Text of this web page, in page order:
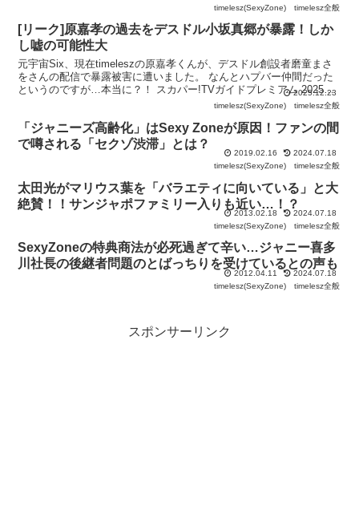
timelesz(SexyZone)
timelesz全般
[リーク]原嘉孝の過去をデスドル小坂真郷が暴露！しか
し嘘の可能性大
元宇宙Six、現在timeleszの原嘉孝くんが、デスドル創設者磨童まさ
をさんの配信で暴露被害に遭いました。 なんとハプバー仲間だった
というのですが…本当に？！ スカパー!TVガイドプレミアム 2025年
2025.12.23
timelesz(SexyZone)
timelesz全般
「ジャニーズ高齢化」はSexy Zoneが原因！ファンの間
で噂される「セクゾ渋滞」とは？
2019.02.16
2024.07.18
timelesz(SexyZone)
timelesz全般
太田光がマリウス葉を「バラエティに向いている」と大
絶賛！！サンジャポファミリー入りも近い…！？
2013.02.18
2024.07.18
timelesz(SexyZone)
timelesz全般
SexyZoneの特典商法が必死過ぎて辛い…ジャニー喜多
川社長の後継者問題のとばっちりを受けているとの声も
2012.04.11
2024.07.18
timelesz(SexyZone)
timelesz全般
スポンサーリンク